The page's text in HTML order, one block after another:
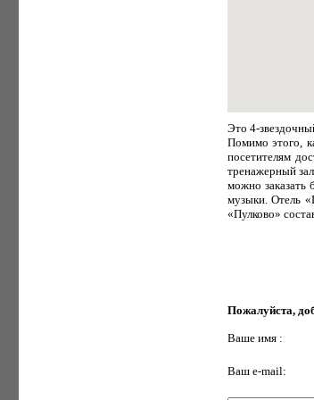
Это 4-
Помимо этого,
посетителям
тренажерный
можно заказать
музыки. Отель
«Пулково»
Пожалуйста,
Ваше имя :
Ваш e-mail: